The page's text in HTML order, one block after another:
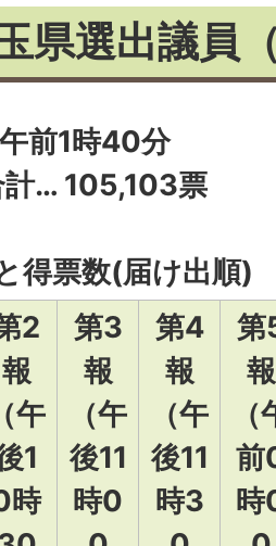
県選出議員
前1時40分
計… 105,103票
得票数(届け出順)
2
報
（午
1
時
第3
報
（午
後11
時0
第4
報
（午
後11
時3
第
報
前
時